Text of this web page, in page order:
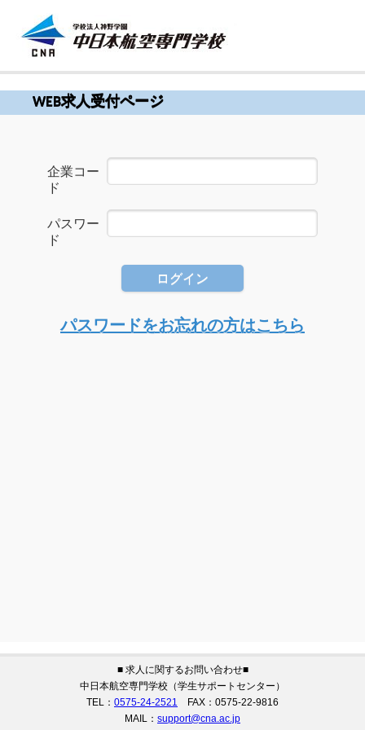
WEB求人受付ページ
企業コー
ド
パスワー
ド
ログイン
パスワードをお忘れの方はこちら
■ 求人に関するお問い合わせ■
中日本航空専門学校（学生サポートセンター）
TEL： 0575-24-2521 FAX：0575-22-9816
MAIL： support@cna.ac.jp